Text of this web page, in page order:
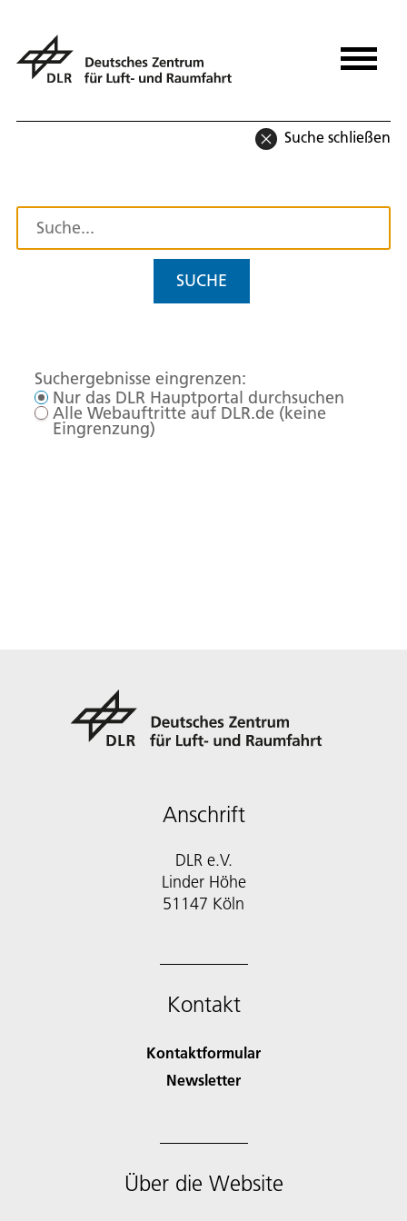
Suche schließen
SUCHE
Suchergebnisse eingrenzen:
Nur das DLR Hauptportal durchsuchen
Alle Webauftritte auf DLR.de (keine
Eingrenzung)
Anschrift
DLR e.V.
Linder Höhe
51147 Köln
Kontakt
Kontaktformular
Newsletter
Über die Website